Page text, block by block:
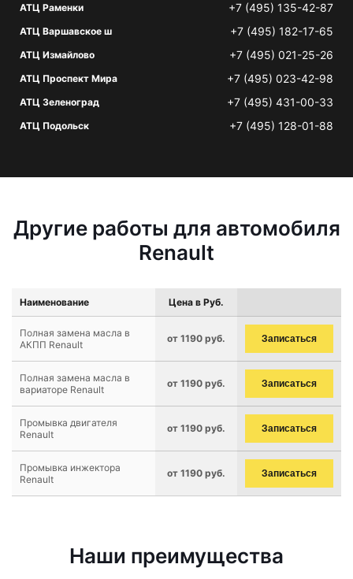
АТЦ Раменки +7 (495) 135-42-87
АТЦ Варшавское ш +7 (495) 182-17-65
АТЦ Измайлово +7 (495) 021-25-26
АТЦ Проспект Мира +7 (495) 023-42-98
АТЦ Зеленоград +7 (495) 431-00-33
АТЦ Подольск +7 (495) 128-01-88
Другие работы для автомобиля
Renault
Наименование Цена в Руб.
Полная замена масла в
АКПП Renault
от 1190 руб. Записаться
Полная замена масла в
вариаторе Renault
от 1190 руб. Записаться
Промывка двигателя
Renault
от 1190 руб. Записаться
Промывка инжектора
Renault
от 1190 руб. Записаться
Наши преимущества